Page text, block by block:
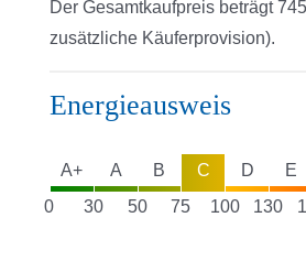
Der Gesamtkaufpreis beträgt
zusätzliche Käuferprovision).
Energieausweis
0
A+
30
A
50
B
75
C
100
D
130
E